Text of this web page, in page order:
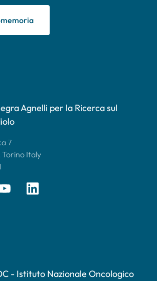
Agnelli per la Ricerca sul
7
Italy
- Istituto Nazionale Oncologico